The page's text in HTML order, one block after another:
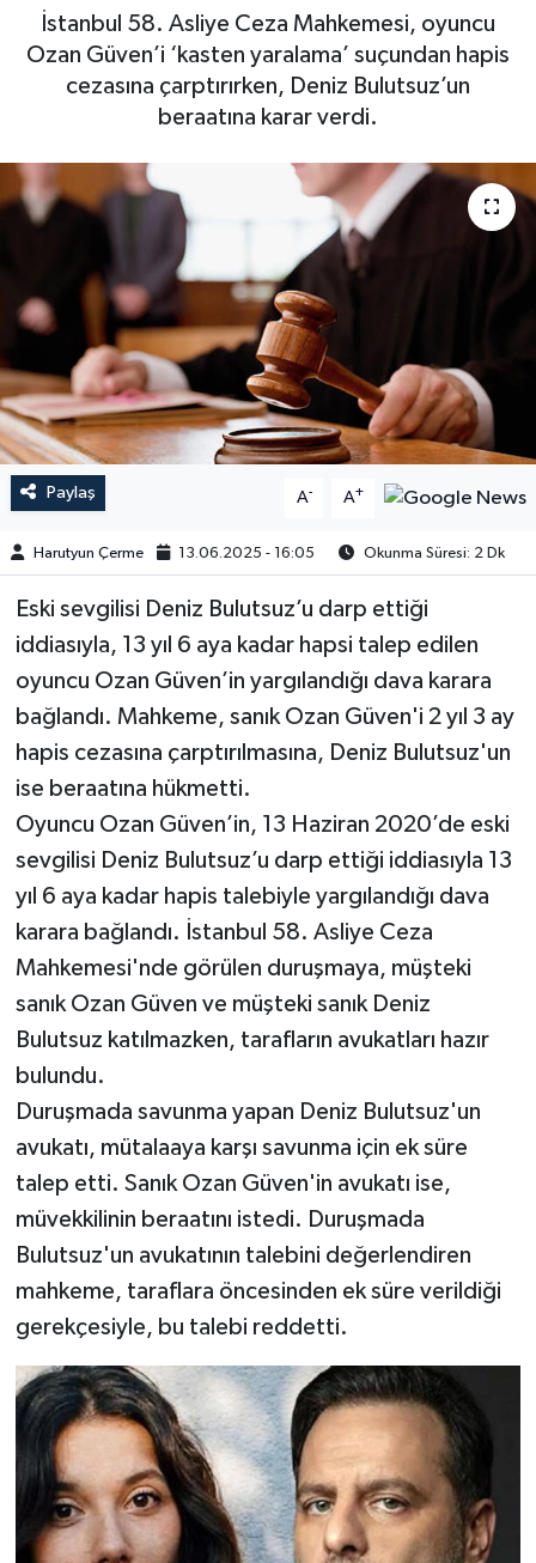
İstanbul 58. Asliye Ceza Mahkemesi, oyuncu
Ozan Güven’i ‘kasten yaralama’ suçundan hapis
cezasına çarptırırken, Deniz Bulutsuz’un
beraatına karar verdi.
Paylaş A- A+
Harutyun Çerme 13.06.2025 - 16:05 Okunma Süresi: 2 Dk
Eski sevgilisi Deniz Bulutsuz’u darp ettiği
iddiasıyla, 13 yıl 6 aya kadar hapsi talep edilen
oyuncu Ozan Güven’in yargılandığı dava karara
bağlandı. Mahkeme, sanık Ozan Güven'i 2 yıl 3 ay
hapis cezasına çarptırılmasına, Deniz Bulutsuz'un
ise beraatına hükmetti.
Oyuncu Ozan Güven’in, 13 Haziran 2020’de eski
sevgilisi Deniz Bulutsuz’u darp ettiği iddiasıyla 13
yıl 6 aya kadar hapis talebiyle yargılandığı dava
karara bağlandı. İstanbul 58. Asliye Ceza
Mahkemesi'nde görülen duruşmaya, müşteki
sanık Ozan Güven ve müşteki sanık Deniz
Bulutsuz katılmazken, tarafların avukatları hazır
bulundu.
Duruşmada savunma yapan Deniz Bulutsuz'un
avukatı, mütalaaya karşı savunma için ek süre
talep etti. Sanık Ozan Güven'in avukatı ise,
müvekkilinin beraatını istedi. Duruşmada
Bulutsuz'un avukatının talebini değerlendiren
mahkeme, taraflara öncesinden ek süre verildiği
gerekçesiyle, bu talebi reddetti.